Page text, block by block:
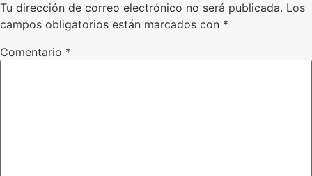
Tu dirección de correo electrónico no será publicada. Los
campos obligatorios están marcados con *
Comentario *